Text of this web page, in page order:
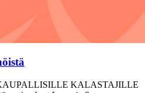
KALASTAJILLE